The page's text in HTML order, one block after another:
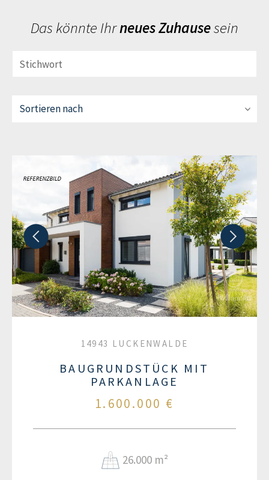
Das könnte Ihrneues Zuhausesein
Stichwort
14943 LUCKENWALDE
BAUGRUNDSTÜCK MIT
PARKANLAGE
1.600.000 €
26.000 m²